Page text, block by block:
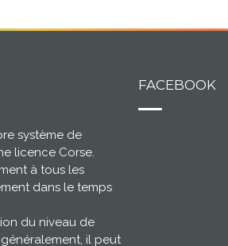
système de
licence Corse.
à tous les
dans le temps
du niveau de
il peut
FACEBOOK